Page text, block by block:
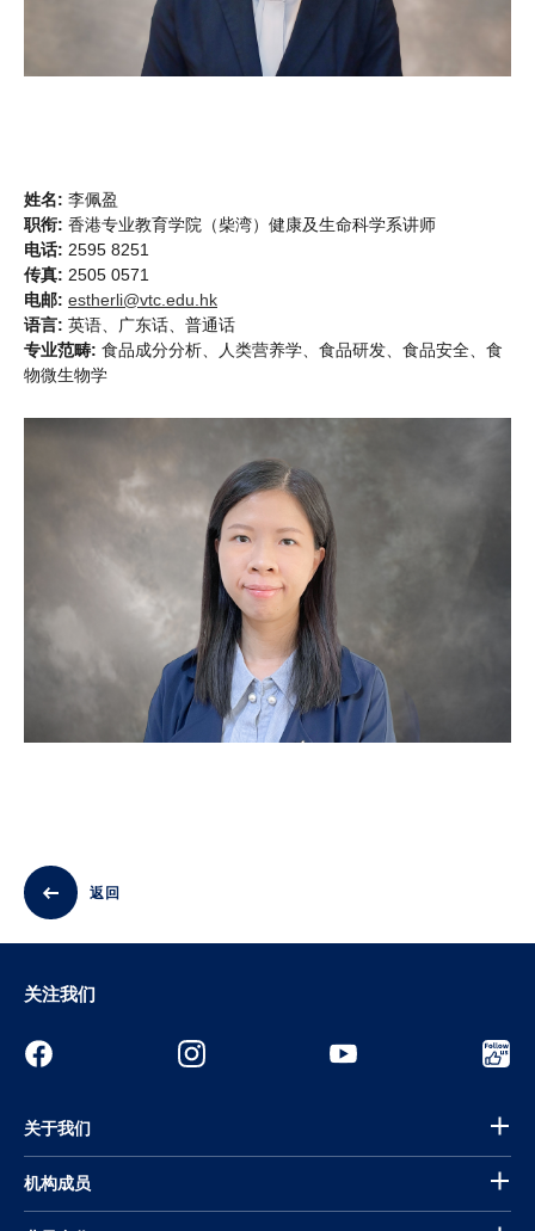
姓名: 李佩盈
职衔: 香港专业教育学院（柴湾）健康及生命科学系讲师
电话: 2595 8251
传真: 2505 0571
电邮: estherli@vtc.edu.hk
语言: 英语、广东话、普通话
专业范畴: 食品成分分析、人类营养学、食品研发、食品安全、食
物微生物学
返回
关注我们
关于我们
机构成员